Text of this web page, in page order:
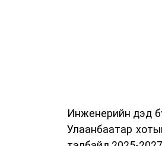
Уг сургалт нь
шуурхай, зохион
Инженерийн дэд
Улаанбаатар